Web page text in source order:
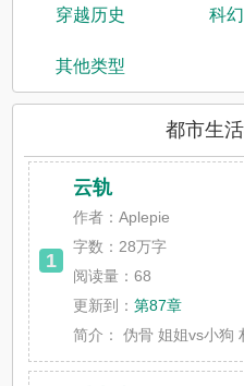
穿越历史 科
其他类型
都市生
1
云轨
作者：Aplepie
字数： 28万字
阅读量：68
更新到：第87章
简介：
伪骨 姐姐vs小狗